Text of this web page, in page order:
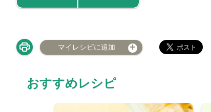
マイレシピに追加
おすすめレシピ